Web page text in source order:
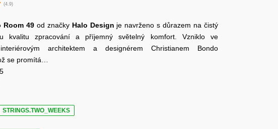
(4.9)
Room 49 od značky Halo Design je navrženo s důrazem na čistý
kvalitu zpracování a příjemný světelný komfort. Vzniklo ve
architektem a designérem Christianem Bondo
se promítá…
STRINGS.TWO_WEEKS